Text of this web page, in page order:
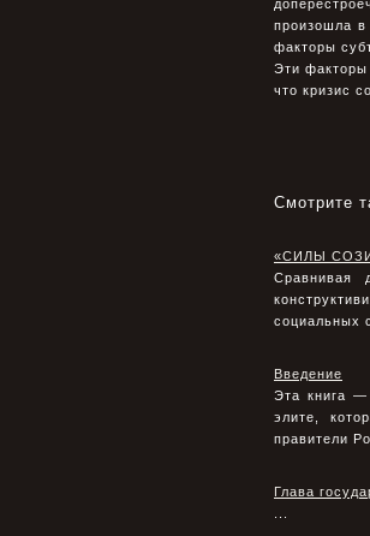
произошла
факторы
Эти факторы
что кризис
Смотрите
«СИЛЫ
Сравнивая
социальных
Введение
Эта книга —
элите,
правители
Глава